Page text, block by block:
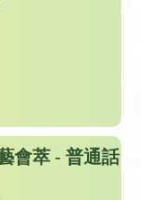
會萃 - 普通話